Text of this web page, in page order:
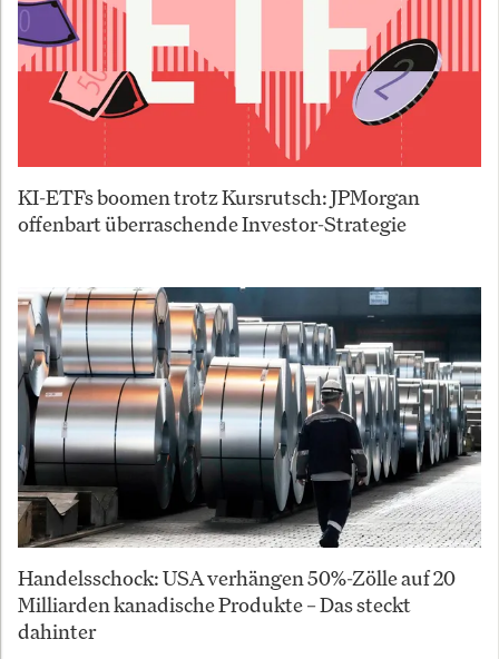
KI-ETFs boomen trotz Kursrutsch: JPMorgan
offenbart überraschende Investor-Strategie
Handelsschock: USA verhängen 50%-Zölle auf 20
Milliarden kanadische Produkte – Das steckt
dahinter